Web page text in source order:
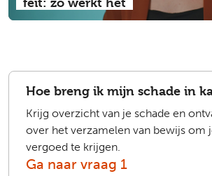
Hoe breng ik mijn schade in
Krijg overzicht van je schade en
over het verzamelen van bewijs om
vergoed te krijgen.
Ga naar vraag 1